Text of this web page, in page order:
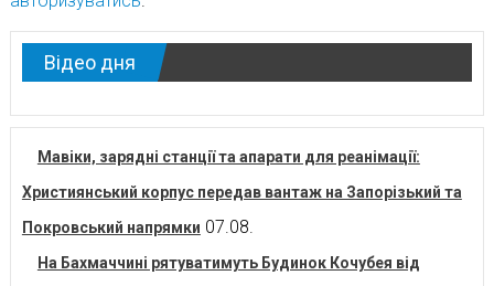
Відео дня
Мавіки, зарядні станції та апарати для реанімації:
Християнський корпус передав вантаж на Запорізький та
Покровський напрямки 07.08.
На Бахмаччині рятуватимуть Будинок Кочубея від